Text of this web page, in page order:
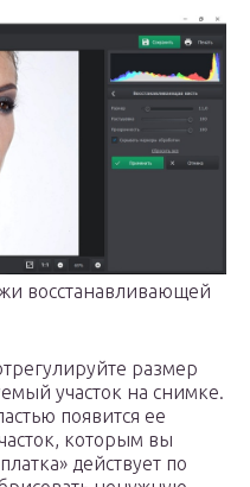
восстанавливающей
размер
участок на снимке.
появится ее
которым вы
действует по